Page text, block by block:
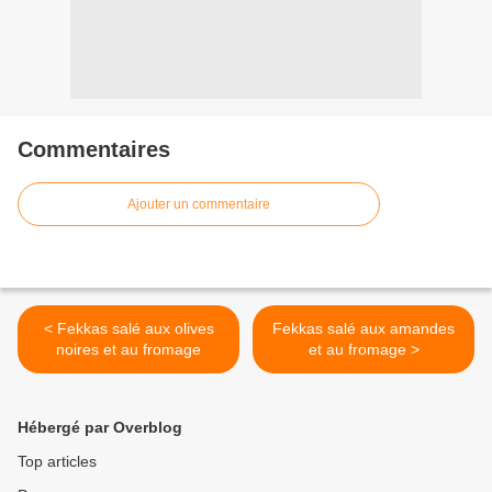
Commentaires
Ajouter un commentaire
< Fekkas salé aux olives
noires et au fromage
Fekkas salé aux amandes
et au fromage >
Hébergé par Overblog
Top articles